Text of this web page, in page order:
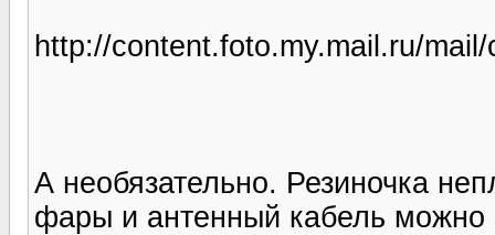
http://content.foto.my.mail.ru/
А необязательно. Резиночка
фары и антенный кабель можно